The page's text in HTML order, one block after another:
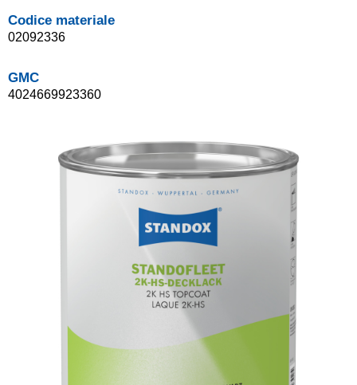
Codice materiale
02092336
GMC
4024669923360